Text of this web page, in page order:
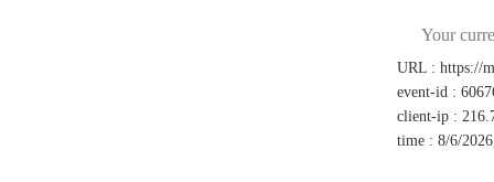
Your
URL : https://
event-id :
client-ip :
time : 8/6/